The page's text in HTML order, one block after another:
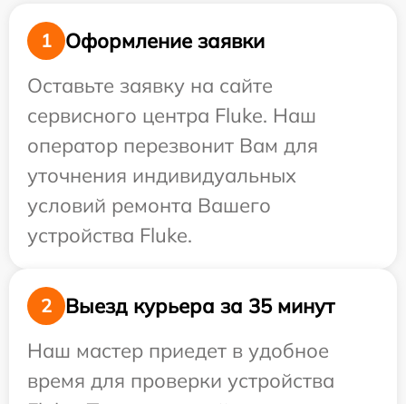
1
Оформление заявки
Оставьте заявку на сайте
сервисного центра Fluke. Наш
оператор перезвонит Вам для
уточнения индивидуальных
условий ремонта Вашего
устройства Fluke.
2
Выезд курьера за 35 минут
Наш мастер приедет в удобное
время для проверки устройства